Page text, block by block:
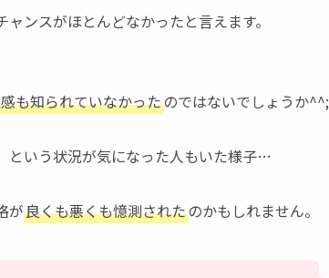
ンスがほとんどなかったと言えます。
も知られていなかったのではないでしょうか^^;
という状況が気になった人もいた様子…
が良くも悪くも憶測されたのかもしれません。